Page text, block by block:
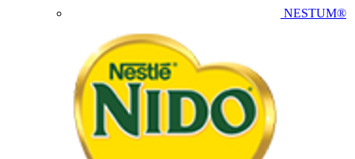
NESTUM®